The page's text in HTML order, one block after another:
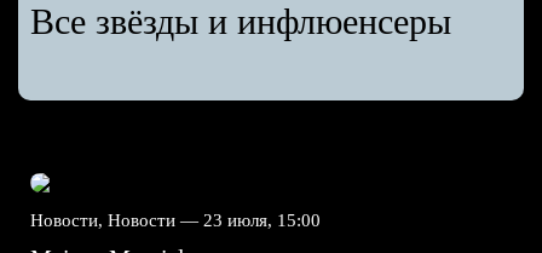
Все звёзды и инфлюенсеры
Новости, Новости — 23 июля, 15:00